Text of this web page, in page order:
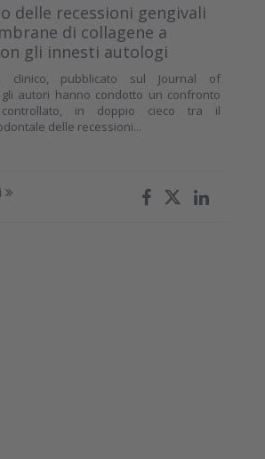
delle recessioni gengivali
di collagene a
gli innesti autologi
pubblicato sul Journal of
autori hanno condotto un confronto
controllato, in doppio cieco tra il
delle recessioni...